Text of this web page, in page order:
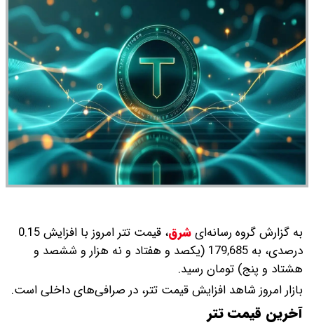
به گزارش گروه رسانه‌ایشرق،
قیمت تتر امروز با افزایش 0.15
درصدی، به 179,685 (یکصد و هفتاد و نه هزار و ششصد و
هشتاد و پنج) تومان رسید.
بازار امروز شاهد افزایش قیمت تتر، در صرافی‌های داخلی است.
آخرین قیمت تتر